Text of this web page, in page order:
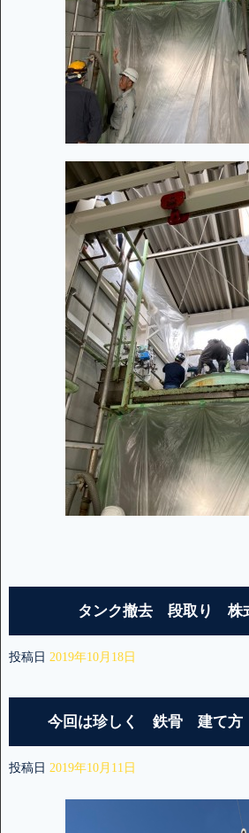
タンク撤去 段取り 株
投稿日 2019年10月18日
今回は珍しく 鉄骨 建て方
投稿日 2019年10月11日